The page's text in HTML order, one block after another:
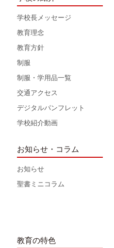
学校長メッセージ
教育理念
教育方針
制服
制服・学用品一覧
交通アクセス
デジタルパンフレット
学校紹介動画
お知らせ・コラム
お知らせ
聖書ミニコラム
教育の特色